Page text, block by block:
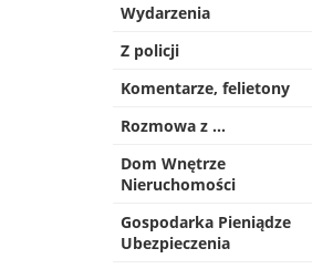
Wydarzenia
Z policji
Komentarze, felietony
Rozmowa z …
Dom Wnętrze
Nieruchomości
Gospodarka Pieniądze
Ubezpieczenia